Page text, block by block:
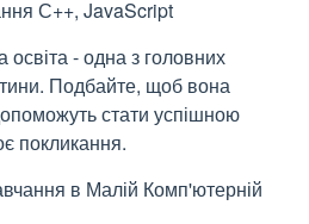
С++, JavaScript
освіта - одна з головних
Подбайте, щоб вона
стати успішною
покликання.
в Малій Комп'ютерній